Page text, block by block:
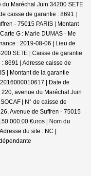
Maréchal Juin 34200 SETE
caisse de garantie : 8691 |
- 75015 PARIS | Montant
G : Marie DUMAS - Me
: 2019-08-06 | Lieu de
SETE | Caisse de garantie
8691 | Adresse caisse de
| Montant de la garantie
| Date de
avenue du Maréchal Juin
| N° de caisse de
Avenue de Suffren - 75015
000.00 €uros | Nom du
du site : NC |